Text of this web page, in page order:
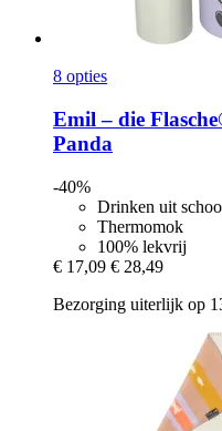
8 opties
Emil – die
Panda
-40%
Drinken uit
Thermomok
100% lekvrij
€ 17,09 € 28,49
Bezorging uiterlijk op